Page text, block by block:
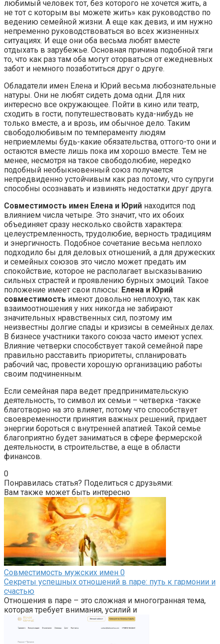
любимый человек тот, без которого не хочется жить, а
не тот с которым вы можете жить» как руководство по
ведению семейной жизни. А еще как девиз, и им нужно
непременно руководствоваться во всех жизненных
ситуациях. И еще они оба весьма любят вместе
отдыхать в зарубежье. Основная причина подобной тяги
то, что как раз там оба могут оторваться от ежедневных
забот и немного позаботиться друг о друге.
Обладатели имен Елена и Юрий весьма любознательные
натуры. Они не любят сидеть дома одни. Для них
интересно все окружающее. Пойти в кино или театр,
сходить в гости, попутешествовать куда-нибудь не
только вместе, а и врозь, им обычное дело. Таким
свободолюбивым по темпераменту людям
неприемлемы будь-какие обязательства, оттого-то они и
остаются вместе лишь пока им хорошо вместе. Тем не
менее, несмотря на такое свободолюбие, нередко
подобный необыкновенный союз получается
непредвиденно устойчивым как раз потому, что супруги
способны осознавать и извинять недостатки друг друга.
Совместимость имен Елена и Юрий находится под
влиянием числа четыре. Это значит, что их обоих
объединяет сразу несколько свойств характера:
целеустремленность, трудолюбие, верность традициям
и энергичность. Подобное сочетание весьма неплохо
подходило бы для деловых отношений, а для дружеских
и семейных союзов это число может предать им
спокойствие, которое не располагает высказыванию
сильных страстей и проявлению бурных эмоций. Такое
положение имеет свои плюсы: Елена и Юрий
совместимость имеют довольно неплохую, так как
взаимоотношения у них никогда не забирают
значительных нравственных сил, поэтому им
неизвестны долгие спады и кризисы в семейных делах.
В бизнесе участники такого союза часто имеют успех.
Влияние четверки способствует такой семейной паре
правильно расставить приоритеты, спланировать
рабочий час, провести хорошую организацию работы
своим подчиненным.
Если семейная пара ведет предпринимательскую
деятельность, то символ их семьи – четверка -также
благотворно на это влияет, потому что способствует
своевременности принятия важных решений, придает
энергии бороться с внутренней апатией. Такой семье
благоприятно будет заниматься в сфере фермерской
деятельности, в строительстве, а еще в области
финансов.
0
Понравилась статья? Поделиться с друзьями:
Вам также может быть интересно
Совместимость мужских имен 0
Секреты успешных отношений в паре: путь к гармонии и
счастью
Отношения в паре – это сложная и многогранная тема,
которая требует внимания, усилий и